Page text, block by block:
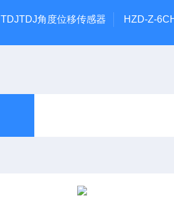
TDJTDJ角度位移传感器 HZD-Z-